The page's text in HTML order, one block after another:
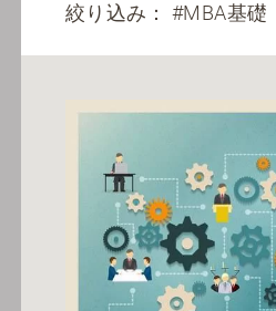
絞り込み：#MBA基礎